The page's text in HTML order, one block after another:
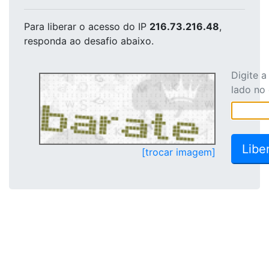
Para liberar o acesso do IP 216.73.216.48,
responda ao desafio abaixo.
[trocar imagem]
Digite
lado no